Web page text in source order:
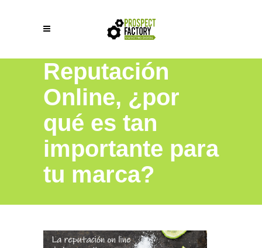
Reputación
Online, ¿por
qué es tan
importante para
tu marca?